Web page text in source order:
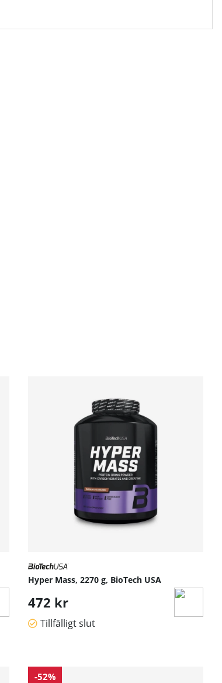
Hyper Mass, 2270 g, BioTech USA
472 kr
Tillfälligt slut
-52%